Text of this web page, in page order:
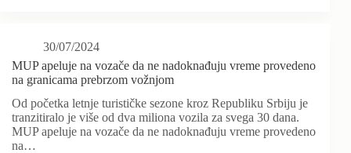
30/07/2024
MUP apeluje na vozače da ne nadoknađuju vreme provedeno
na granicama prebrzom vožnjom
Od početka letnje turističke sezone kroz Republiku Srbiju je
tranzitiralo je više od dva miliona vozila za svega 30 dana.
MUP apeluje na vozače da ne nadoknađuju vreme provedeno
na…